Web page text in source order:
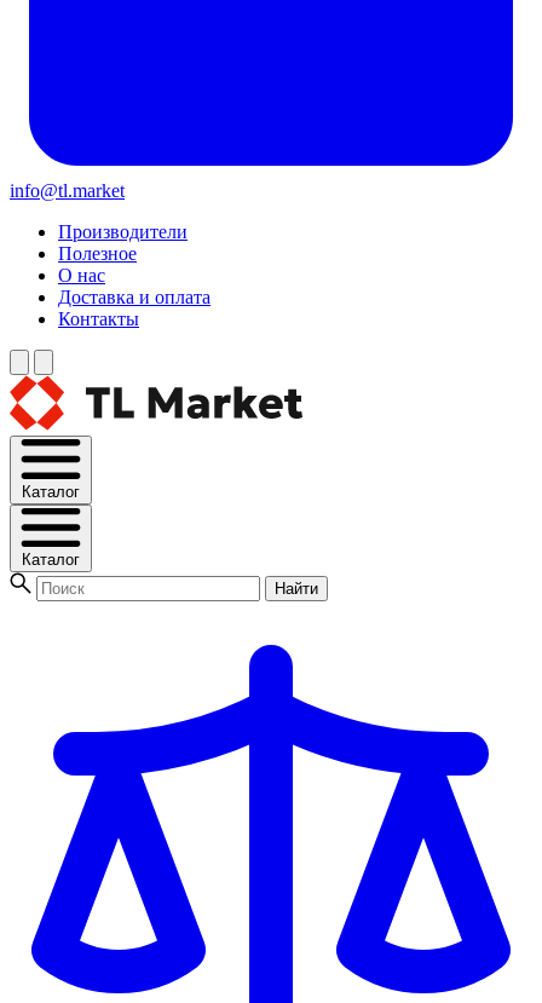
info@tl.market
Производители
Полезное
О нас
Доставка и оплата
Контакты
Каталог
Каталог
Найти